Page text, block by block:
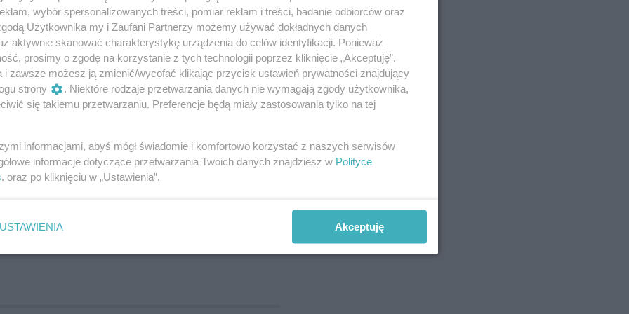
Zostanie przygotowanych 30 miejsc i
się zajęcia kulturalne i rekreacyjne, będzie
przebywających będą rehabilitanci, animatorzy
pielęgniarki. Seniorzy będą pokrywać jedną trzecią
wojewoda i miasto. Jak przyznaje wiceprezydent
– Program się rozwija i powinien rozwijać się na
dlatego myślę, że będziemy rozwijać tego typu
rozpoczął się radomski sezon tańców pod
się inauguracja tego wydarzenia na Borkach. –
pojawią się kolejne sceny; w centrum miasta i
w piątkowe wieczory. Wstęp wolny. Start od 10
wybór spersonalizowanych treści, pomiar reklam i treści, badanie odbiorców oraz
Użytkownika my i Zaufani Partnerzy możemy używać dokładnych danych
aktywnie skanować charakterystykę urządzenia do celów identyfikacji. Ponieważ
prosimy o zgodę na korzystanie z tych technologii poprzez kliknięcie „Akceptuję”.
i zawsze możesz ją zmienić/wycofać klikając przycisk ustawień prywatności znajdujący
strony
. Niektóre rodzaje przetwarzania danych nie wymagają zgody użytkownika,
się takiemu przetwarzaniu. Preferencje będą miały zastosowania tylko na tej
informacjami, abyś mógł świadomie i komfortowo korzystać z naszych serwisów
informacje dotyczące przetwarzania Twoich danych znajdziesz w Polityce
. oraz po kliknięciu w „Ustawienia”.
USTAWIENIA Akceptuję